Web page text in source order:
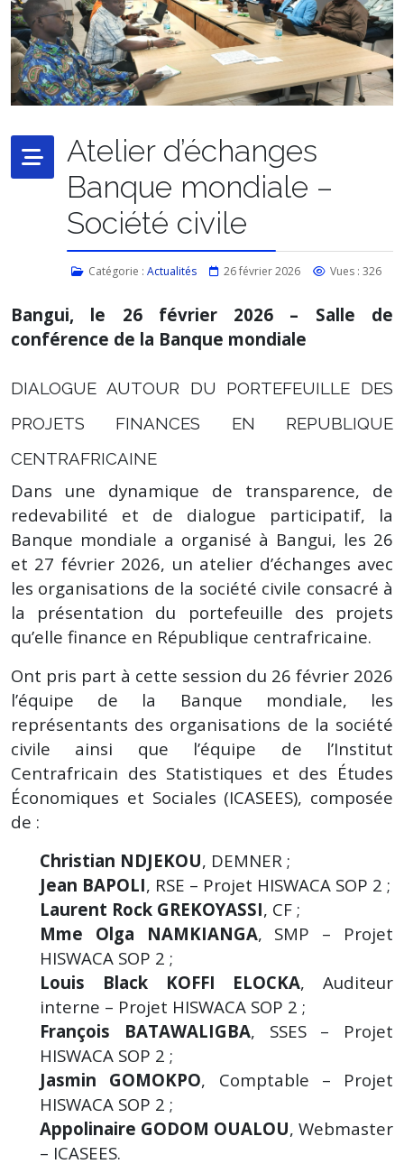
Atelier d’échanges
Banque mondiale –
Société civile
Catégorie : Actualités 26 février 2026 Vues : 326
Bangui, le 26 février 2026 – Salle de
conférence de la Banque mondiale
DIALOGUE AUTOUR DU PORTEFEUILLE DES
PROJETS FINANCES EN REPUBLIQUE
CENTRAFRICAINE
Dans une dynamique de transparence, de
redevabilité et de dialogue participatif, la
Banque mondiale a organisé à Bangui, les 26
et 27 février 2026, un atelier d’échanges avec
les organisations de la société civile consacré à
la présentation du portefeuille des projets
qu’elle finance en République centrafricaine.
Ont pris part à cette session du 26 février 2026
l’équipe de la Banque mondiale, les
représentants des organisations de la société
civile ainsi que l’équipe de l’Institut
Centrafricain des Statistiques et des Études
Économiques et Sociales (ICASEES), composée
de :
Christian NDJEKOU, DEMNER ;
Jean BAPOLI, RSE – Projet HISWACA SOP 2 ;
Laurent Rock GREKOYASSI, CF ;
Mme Olga NAMKIANGA, SMP – Projet
HISWACA SOP 2 ;
Louis Black KOFFI ELOCKA, Auditeur
interne – Projet HISWACA SOP 2 ;
François BATAWALIGBA, SSES – Projet
HISWACA SOP 2 ;
Jasmin GOMOKPO, Comptable – Projet
HISWACA SOP 2 ;
Appolinaire GODOM OUALOU, Webmaster
– ICASEES.